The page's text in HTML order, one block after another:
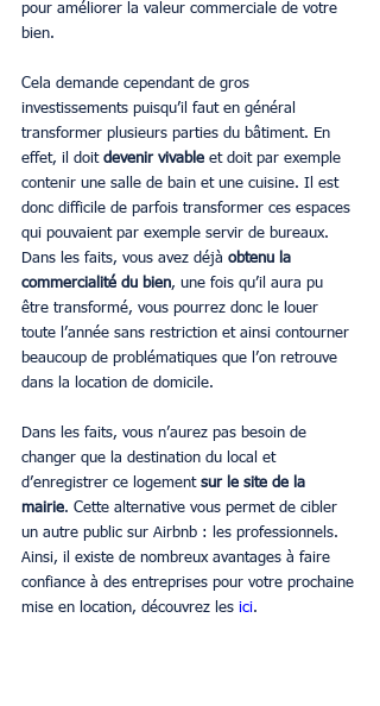
pour améliorer la valeur commerciale de votre
bien.
Cela demande cependant de gros
investissements puisqu’il faut en général
transformer plusieurs parties du bâtiment. En
effet, il doit devenir vivable et doit par exemple
contenir une salle de bain et une cuisine. Il est
donc difficile de parfois transformer ces espaces
qui pouvaient par exemple servir de bureaux.
Dans les faits, vous avez déjà obtenu la
commercialité du bien, une fois qu’il aura pu
être transformé, vous pourrez donc le louer
toute l’année sans restriction et ainsi contourner
beaucoup de problématiques que l’on retrouve
dans la location de domicile.
Dans les faits, vous n’aurez pas besoin de
changer que la destination du local et
d’enregistrer ce logement sur le site de la
mairie. Cette alternative vous permet de cibler
un autre public sur Airbnb : les professionnels.
Ainsi, il existe de nombreux avantages à faire
confiance à des entreprises pour votre prochaine
mise en location, découvrez les ici.